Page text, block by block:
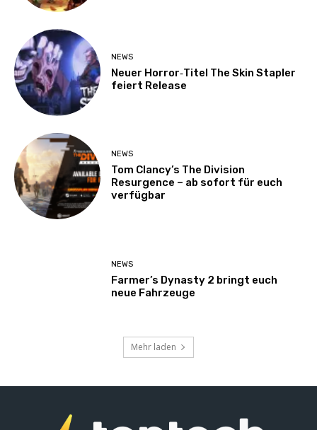
NEWS
Neuer Horror‑Titel The Skin Stapler
feiert Release
NEWS
Tom Clancy’s The Division
Resurgence – ab sofort für euch
verfügbar
NEWS
Farmer’s Dynasty 2 bringt euch
neue Fahrzeuge
Mehr laden